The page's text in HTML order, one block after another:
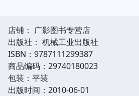
店铺： 广影图书专营店
出版社： 机械工业出版社
ISBN：9787111299387
商品编码：29740180023
包装：平装
出版时间：2010-06-01